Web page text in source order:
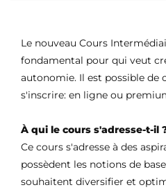
Le nouveau Cours
fondamental pour qui veut
autonomie. Il est possible de
s'inscrire: en ligne ou
À qui le cours s'adresse-t-il
Ce cours s'adresse à des
possèdent les notions de
souhaitent diversifier et